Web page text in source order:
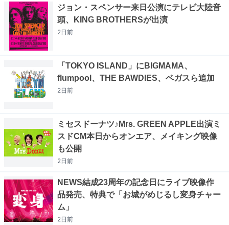
ジョン・スペンサー来日公演にテレビ大陸音
頭、KING BROTHERSが出演
2日前
「TOKYO ISLAND」にBIGMAMA、
flumpool、THE BAWDIES、ベガスら追加
2日前
ミセスドーナツ♪Mrs. GREEN APPLE出演ミ
スドCM本日からオンエア、メイキング映像
も公開
2日前
NEWS結成23周年の記念日にライブ映像作
品発売、特典で「お城がめじるし変身チャー
ム」
2日前